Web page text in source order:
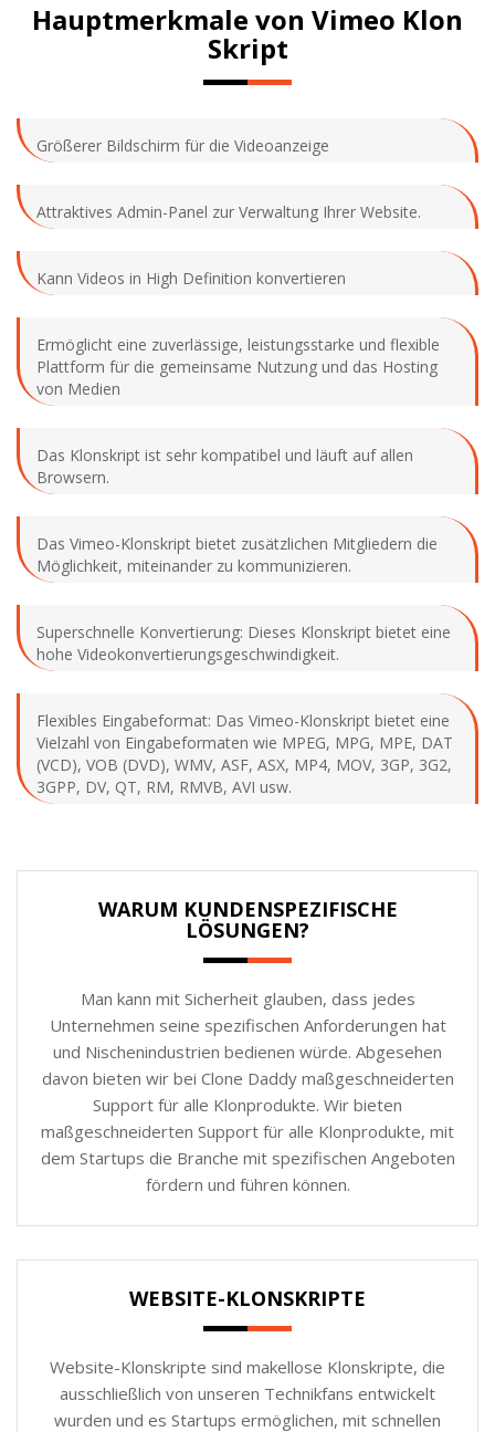
Hauptmerkmale von Vimeo Klon
Skript
Größerer Bildschirm für die Videoanzeige
Attraktives Admin-Panel zur Verwaltung Ihrer Website.
Kann Videos in High Definition konvertieren
Ermöglicht eine zuverlässige, leistungsstarke und flexible
Plattform für die gemeinsame Nutzung und das Hosting
von Medien
Das Klonskript ist sehr kompatibel und läuft auf allen
Browsern.
Das Vimeo-Klonskript bietet zusätzlichen Mitgliedern die
Möglichkeit, miteinander zu kommunizieren.
Superschnelle Konvertierung: Dieses Klonskript bietet eine
hohe Videokonvertierungsgeschwindigkeit.
Flexibles Eingabeformat: Das Vimeo-Klonskript bietet eine
Vielzahl von Eingabeformaten wie MPEG, MPG, MPE, DAT
(VCD), VOB (DVD), WMV, ASF, ASX, MP4, MOV, 3GP, 3G2,
3GPP, DV, QT, RM, RMVB, AVI usw.
WARUM KUNDENSPEZIFISCHE
LÖSUNGEN?
Man kann mit Sicherheit glauben, dass jedes
Unternehmen seine spezifischen Anforderungen hat
und Nischenindustrien bedienen würde. Abgesehen
davon bieten wir bei Clone Daddy maßgeschneiderten
Support für alle Klonprodukte. Wir bieten
maßgeschneiderten Support für alle Klonprodukte, mit
dem Startups die Branche mit spezifischen Angeboten
fördern und führen können.
WEBSITE-KLONSKRIPTE
Website-Klonskripte sind makellose Klonskripte, die
ausschließlich von unseren Technikfans entwickelt
wurden und es Startups ermöglichen, mit schnellen